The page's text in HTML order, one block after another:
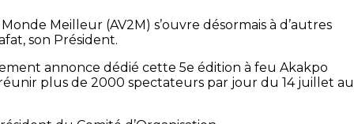
Meilleur (AV2M) s’ouvre désormais à d’autres
son Président.
annonce dédié cette 5e édition à feu Akakpo
plus de 2000 spectateurs par jour du 14 juillet au